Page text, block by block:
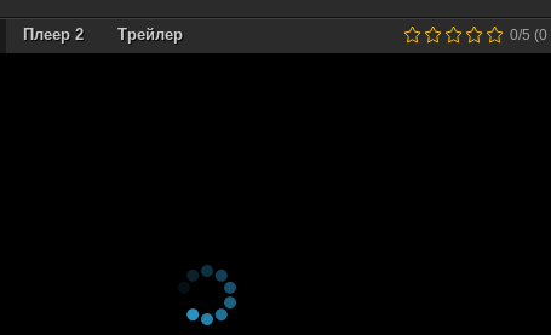
0/5 (0
Плеер 2 Трейлер